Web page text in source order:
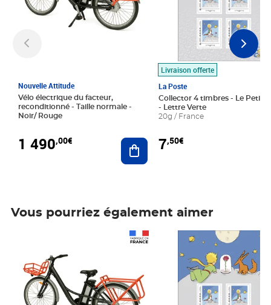
Nouvelle Attitude
Vélo électrique du facteur,
reconditionné - Taille normale -
Noir/ Rouge
1 490,00€ Ajouter au panier
Livraison offerte
La Poste
Collector 4 timbres - Le Petit
- Lettre Verte
20g / France
7,50€
Vous pourriez également aimer
Prix 7,50€